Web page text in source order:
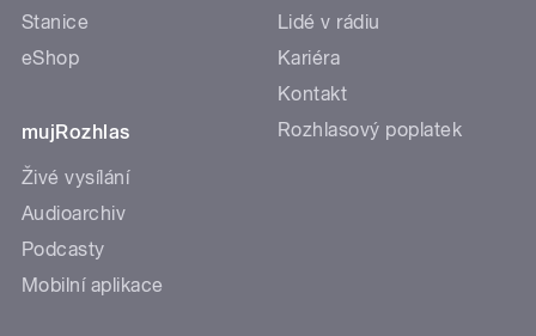
Stanice
eShop
mujRozhlas
Živé vysílání
Audioarchiv
Podcasty
Mobilní aplikace
Lidé v rádiu
Kariéra
Kontakt
Rozhlasový poplatek